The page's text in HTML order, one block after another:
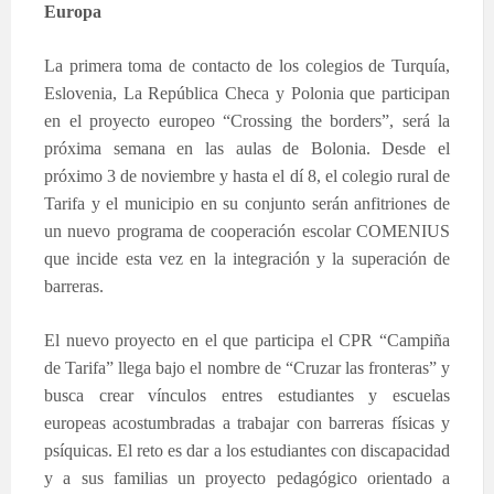
Europa
La primera toma de contacto de los colegios de Turquía,
Eslovenia, La República Checa y Polonia que participan
en el proyecto europeo “Crossing the borders”, será la
próxima semana en las aulas de Bolonia. Desde el
próximo 3 de noviembre y hasta el dí 8, el colegio rural de
Tarifa y el municipio en su conjunto serán anfitriones de
un nuevo programa de cooperación escolar COMENIUS
que incide esta vez en la integración y la superación de
barreras.
El nuevo proyecto en el que participa el CPR “Campiña
de Tarifa” llega bajo el nombre de “Cruzar las fronteras” y
busca crear vínculos entres estudiantes y escuelas
europeas acostumbradas a trabajar con barreras físicas y
psíquicas. El reto es dar a los estudiantes con discapacidad
y a sus familias un proyecto pedagógico orientado a